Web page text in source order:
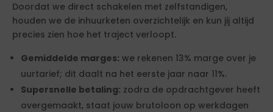
Doordat we direct schakelen met zelfstandigen,
houden we de inhuurketen overzichtelijk en kun jij altijd
precies zien hoe het traject verloopt.
Gemiddelde marges: we rekenen 13% marge over je
uurtarief; dit daalt na het eerste jaar naar 11%.
Supersnelle betaling: zodra de opdrachtgever heeft
overgemaakt, staat jouw brutoloon op werkdagen